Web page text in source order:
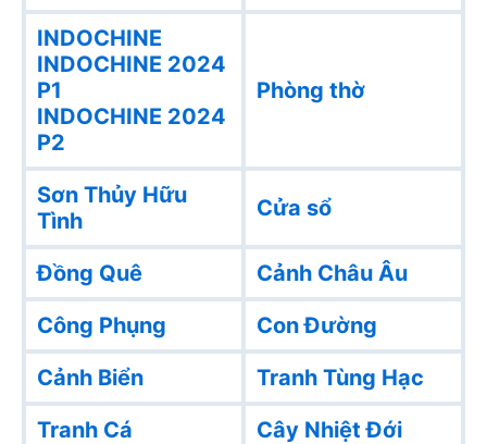
INDOCHINE
INDOCHINE 2024
P1
INDOCHINE 2024
P2
Phòng thờ
Sơn Thủy Hữu
Tình
Cửa sổ
Đồng Quê
Cảnh Châu Âu
Công Phụng
Con Đường
Cảnh Biển
Tranh Tùng Hạc
Tranh Cá
Cây Nhiệt Đới